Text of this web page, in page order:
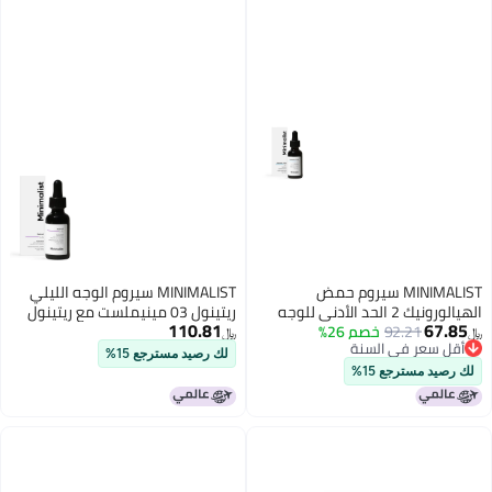
MINIMALIST سيروم حمض
الهيالورونيك 2 الحد الأدنى للوجه
لترطيب مكثف وتألق وتقليل الخطوط
الدقيقة يساعد في جفاف البشرة
ومرونتها للنساء والرجال لجميع
أنواع البشرة 1 أونصة سائلة 30 مل
﷼‏67.85
92.21خصم 26%
أقل سعر في السنة
أقل سعر في السنة
لك رصيد مسترجع 15%
MINIMALIST سيروم الوجه الليلي
ريتينول 03 مينيملست مع ريتينول
Q10 لتقليل الخطوط الدقيقة
والتجاعيد للنساء والرجال
﷼‏110.81
لك رصيد مسترجع 15%